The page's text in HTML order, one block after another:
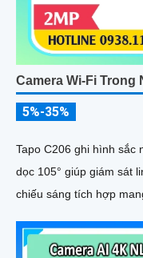
Camera Wi-Fi Trong
5%-35%
Tapo C206 ghi hình sắc
dọc 105° giúp giám sát
chiếu sáng tích hợp